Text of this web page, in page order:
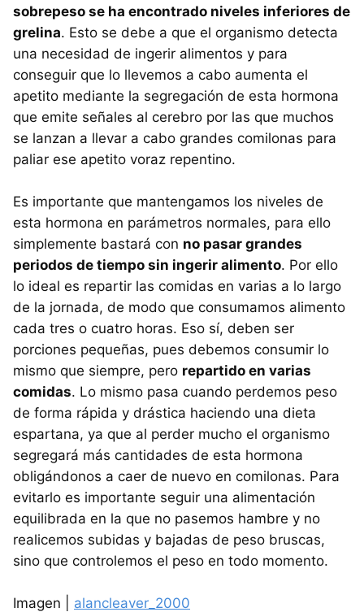
sobrepeso se ha encontrado niveles inferiores de
grelina. Esto se debe a que el organismo detecta
una necesidad de ingerir alimentos y para
conseguir que lo llevemos a cabo aumenta el
apetito mediante la segregación de esta hormona
que emite señales al cerebro por las que muchos
se lanzan a llevar a cabo grandes comilonas para
paliar ese apetito voraz repentino.
Es importante que mantengamos los niveles de
esta hormona en parámetros normales, para ello
simplemente bastará con no pasar grandes
periodos de tiempo sin ingerir alimento. Por ello
lo ideal es repartir las comidas en varias a lo largo
de la jornada, de modo que consumamos alimento
cada tres o cuatro horas. Eso sí, deben ser
porciones pequeñas, pues debemos consumir lo
mismo que siempre, pero repartido en varias
comidas. Lo mismo pasa cuando perdemos peso
de forma rápida y drástica haciendo una dieta
espartana, ya que al perder mucho el organismo
segregará más cantidades de esta hormona
obligándonos a caer de nuevo en comilonas. Para
evitarlo es importante seguir una alimentación
equilibrada en la que no pasemos hambre y no
realicemos subidas y bajadas de peso bruscas,
sino que controlemos el peso en todo momento.
Imagen | alancleaver_2000